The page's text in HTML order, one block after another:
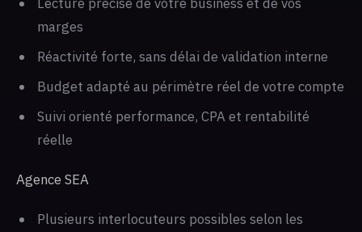
marges
Réactivité forte, sans délai de validation interne
Budget adapté au périmètre réel de votre compte
Suivi orienté performance, CPA et rentabilité
réelle
Agence SEA
Plusieurs interlocuteurs possibles selon les